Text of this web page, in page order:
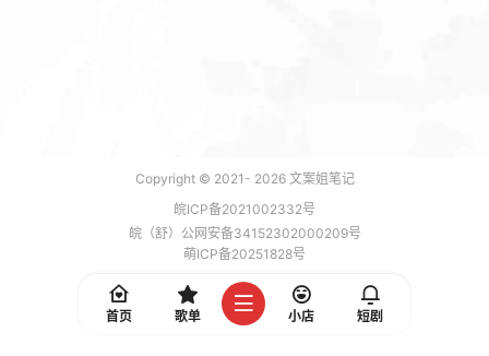
Copyright © 2021- 2026文案姐笔记
皖ICP备2021002332号
皖（舒）公网安备34152302000209号
萌ICP备20251828号
加载 7 能，功耗 0.1691 焦耳
首页
歌单 小店 短剧